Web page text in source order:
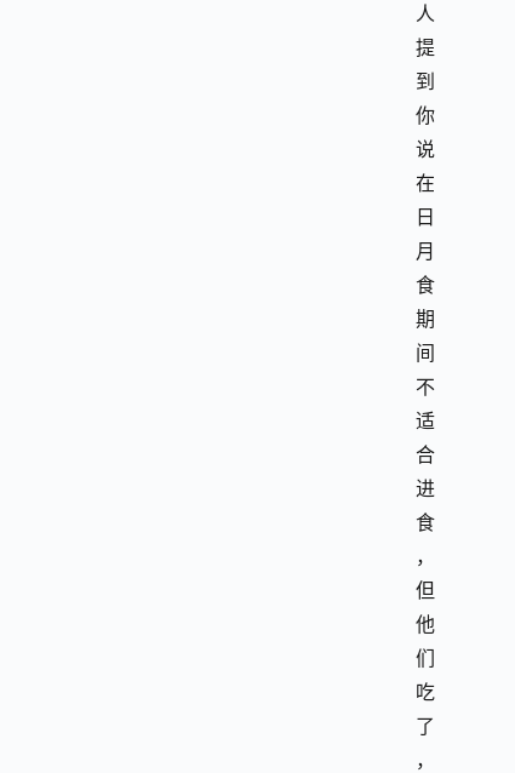
人
提
到
你
说
在
日
月
食
期
间
不
适
合
进
食
，
但
他
们
吃
了
，